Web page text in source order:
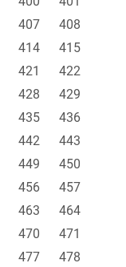
407
408
414
415
421
422
428
429
435
436
442
443
449
450
456
457
463
464
470
471
477
478